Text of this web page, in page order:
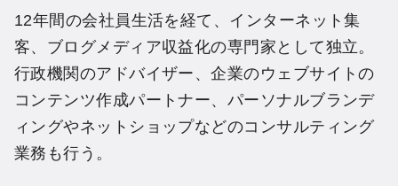
12年間の会社員生活を経て、インターネット集
客、ブログメディア収益化の専門家として独立。
行政機関のアドバイザー、企業のウェブサイトの
コンテンツ作成パートナー、パーソナルブランデ
ィングやネットショップなどのコンサルティング
業務も行う。